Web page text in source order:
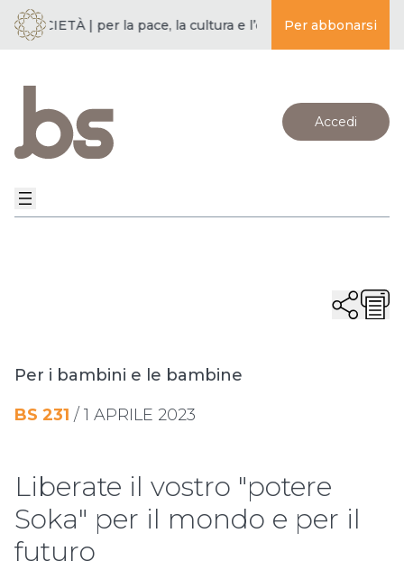
E SOCIETÀ | per la pace, la cultura e l’educazione ·
Per abbonarsi
Accedi
Per i bambini e le bambine
BS 231 / 1 APRILE 2023
Liberate il vostro "potere
Soka" per il mondo e per il
futuro